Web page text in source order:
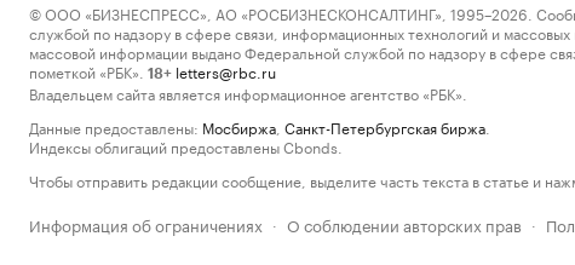
© ООО «БИЗНЕСПРЕСС», АО «РОСБИЗНЕСКОНСАЛТИНГ», 1995–2026.
службой по надзору в сфере связи, информационных технологий и
массовой информации выдано Федеральной службой по надзору в сфере
пометкой «РБК».
18+ letters@rbc.ru
Владельцем сайта является информационное агентство «РБК».
Данные предоставлены: Мосбиржа Санкт-Петербургская биржа
Индексы облигаций предоставлены Cbonds.
Чтобы отправить редакции сообщение, выделите часть текста в статье и
Информация об ограничениях · О соблюдении авторских прав ·